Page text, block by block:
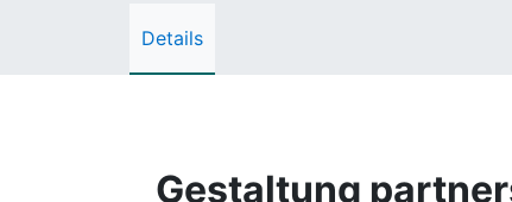
Details
Gestaltung